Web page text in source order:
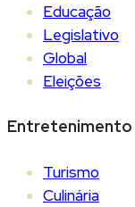
Educação
Legislativo
Global
Eleições
Entretenimento
Turismo
Culinária